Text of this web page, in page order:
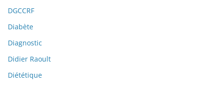
DGCCRF
Diabète
Diagnostic
Didier Raoult
Diététique